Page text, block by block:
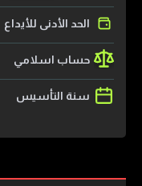
الحد الأدنى للأيداع
حساب اسلامي
سنة التأسيس